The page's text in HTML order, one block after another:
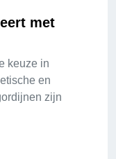
met
keuze in
en
zijn